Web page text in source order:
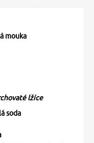
mouka
lžíce
soda